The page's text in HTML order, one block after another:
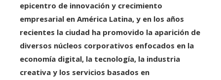
epicentro de innovación y crecimiento
empresarial en América Latina, y en los años
recientes la ciudad ha promovido la aparición de
diversos núcleos corporativos enfocados en la
economía digital, la tecnología, la industria
creativa y los servicios basados en